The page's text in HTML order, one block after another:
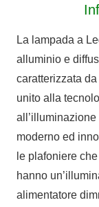
La lampada a
alluminio e
caratterizzata
unito alla
moderno ed
le plafoniere
hanno
alimentatore